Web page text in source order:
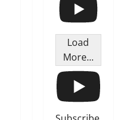
Load
More...